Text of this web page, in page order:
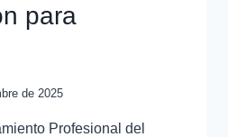
para
de 2025
Profesional del